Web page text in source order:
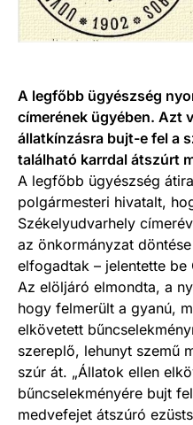
A legfőbb ügyészség
címerének ügyében. Azt
állatkínzásra bujt-e fel a
található karrdal átszúrt
A legfőbb ügyészség
polgármesteri hivatalt,
Székelyudvarhely
az önkormányzat
elfogadtak – jelentette
Az elöljáró elmondta, a
hogy felmerült a gyanú,
elkövetett
szereplő, lehunyt szemű
szúr át. „Állatok ellen
bűncselekményére bujt
medvefejet átszúró